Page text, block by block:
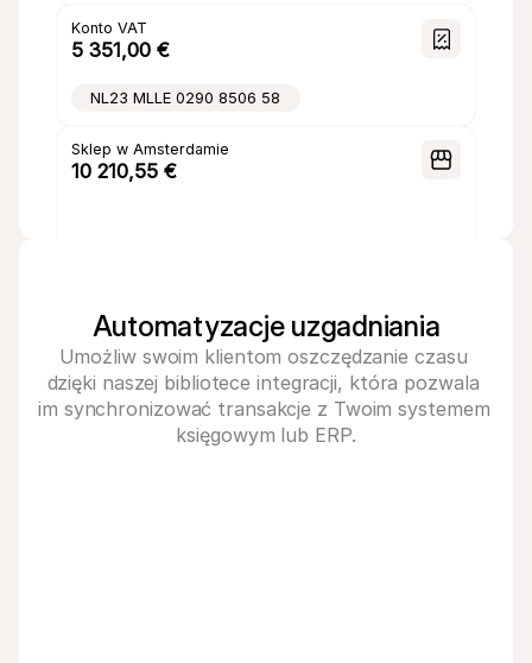
Konto VAT
5 351,00 €
NL23 MLLE 0290 8506 58
Sklep w Amsterdamie
10 210,55 €
Automatyzacje uzgadniania
Umożliw swoim klientom oszczędzanie czasu
dzięki naszej bibliotece integracji, która pozwala
im synchronizować transakcje z Twoim systemem
księgowym lub ERP.